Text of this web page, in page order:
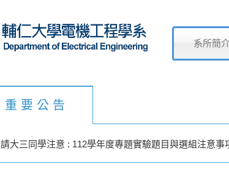
系所簡
重要公告
請大三同學注意 : 112學年度專題實驗題目與選組注意事